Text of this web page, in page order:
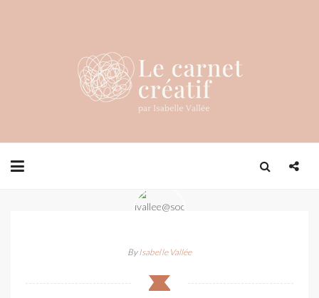
ByIsabelle Vallée